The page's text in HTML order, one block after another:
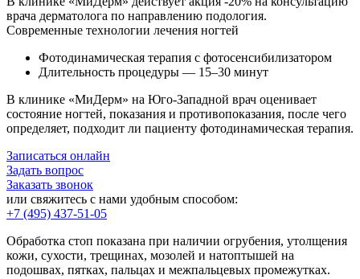
врача дерматолога по направлению подология.
Современные технологии лечения ногтей
Фотодинамическая терапия с фотосенсибилизатором
Длительность процедуры — 15–30 минут
В клинике «МиДерм» на Юго-Западной врач оценивает
состояние ногтей, показания и противопоказания, после чего
определяет, подходит ли пациенту фотодинамическая терапия.
Записаться онлайн
Задать вопрос
Заказать звонок
или свяжитесь с нами удобным способом:
+7 (495) 437-51-05
Обработка стоп показана при наличии огрубения, утолщения
кожи, сухости, трещинах, мозолей и натоптышей на
подошвах, пятках, пальцах и межпальцевых промежутках.